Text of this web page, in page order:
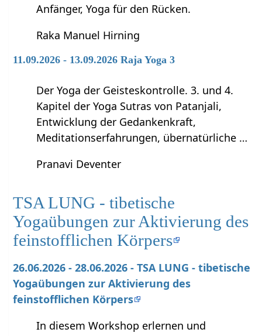
Anfänger, Yoga für den Rücken.
Raka Manuel Hirning
11.09.2026 - 13.09.2026 Raja Yoga 3
Der Yoga der Geisteskontrolle. 3. und 4.
Kapitel der Yoga Sutras von Patanjali,
Entwicklung der Gedankenkraft,
Meditationserfahrungen, übernatürliche …
Pranavi Deventer
TSA LUNG - tibetische
Yogaübungen zur Aktivierung des
feinstofflichen Körpers
26.06.2026 - 28.06.2026 - TSA LUNG - tibetische
Yogaübungen zur Aktivierung des
feinstofflichen Körpers
In diesem Workshop erlernen und